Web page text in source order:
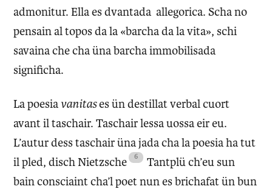
admonitur. Ella es dvantada allegorica. Scha no
pensain al topos da la «barcha da la vita», schi
savaina che cha üna barcha immobilisada
significha.
La poesiavanitases ün destillat verbal cuort
avant il taschair. Taschair lessa uossa eir eu.
L’autur dess taschair üna jada cha la poesia ha tut
il pled, disch Nietzsche
Tantplü ch’eu sun
bain consciaint cha’l poet nun es brichafat ün bun